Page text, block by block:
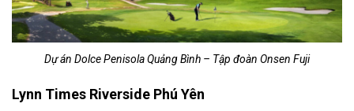
Dự án Dolce Penisola Quảng Bình – Tập đoàn Onsen Fuji
Lynn Times Riverside Phú Yên